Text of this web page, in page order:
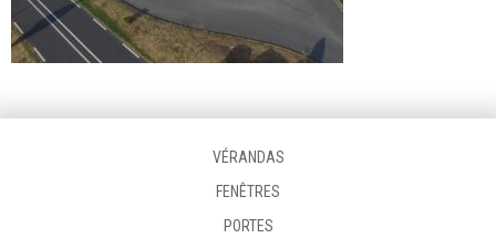
VÉRANDAS
FENÊTRES
PORTES